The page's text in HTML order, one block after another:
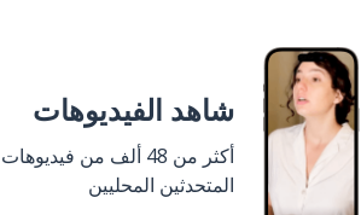
شاهد الفيديوهات
أكثر من 48 ألف من فيديوهات
المتحدثين المحليين